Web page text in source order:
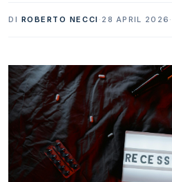
DI ROBERTO NECCI · 28 APRIL 2026 ·